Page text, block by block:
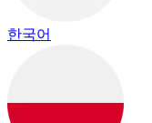
한국어